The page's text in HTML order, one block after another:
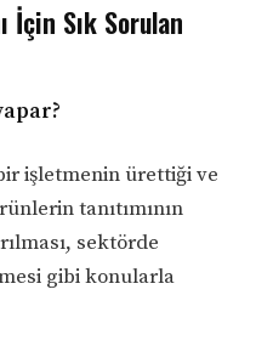
İçin Sık Sorulan
işletmenin ürettiği ve
tanıtımının
sektörde
gibi konularla